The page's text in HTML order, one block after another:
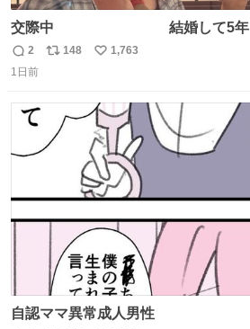
交際中 結婚して5年
返
信
2
リ
数
148
い
数
1,763
1日前
自認ママ異常成人男性